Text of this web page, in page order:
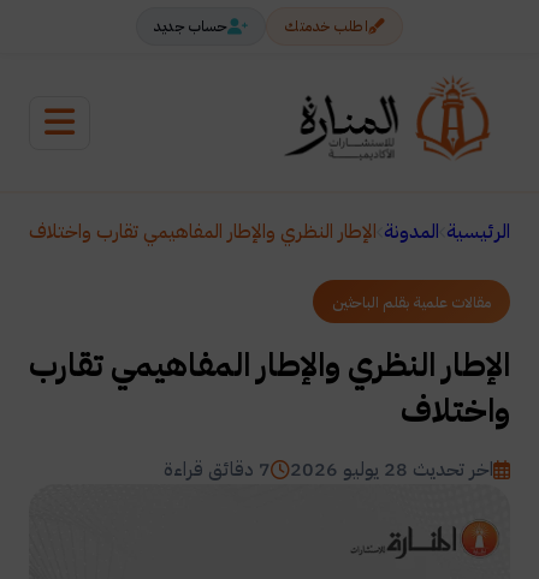
اطلب خدمتك حساب جديد
الرئيسية المدونة الإطار النظري والإطار المفاهيمي تقارب واختلاف​
مقالات علمية بقلم الباحثين
الإطار النظري والإطار المفاهيمي تقارب
واختلاف​
اخر تحديث 28 يوليو 2026 7 دقائق قراءة